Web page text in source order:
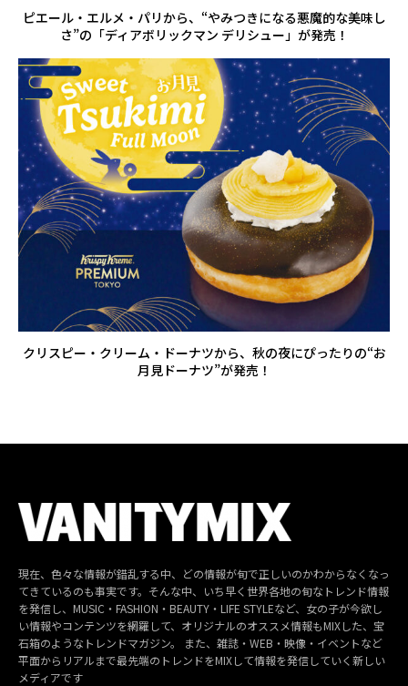
ピエール・エルメ・パリから、“やみつきになる悪魔的な美味し
さ”の「ディアボリックマン デリシュー」が発売！
クリスピー・クリーム・ドーナツから、秋の夜にぴったりの“お
月見ドーナツ”が発売！
現在、色々な情報が錯乱する中、どの情報が旬で正しいのかわからなくなっ
てきているのも事実です。そんな中、いち早く世界各地の旬なトレンド情報
を発信し、MUSIC・FASHION・BEAUTY・LIFE STYLEなど、女の子が今欲し
い情報やコンテンツを網羅して、オリジナルのオススメ情報もMIXした、宝
石箱のようなトレンドマガジン。 また、雑誌・WEB・映像・イベントなど
平面からリアルまで最先端のトレンドをMIXして情報を発信していく新しい
メディアです